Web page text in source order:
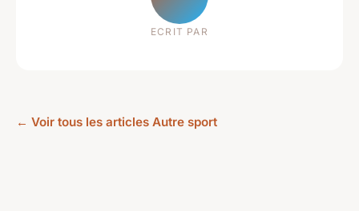
ECRIT PAR
← Voir tous les articles Autre sport